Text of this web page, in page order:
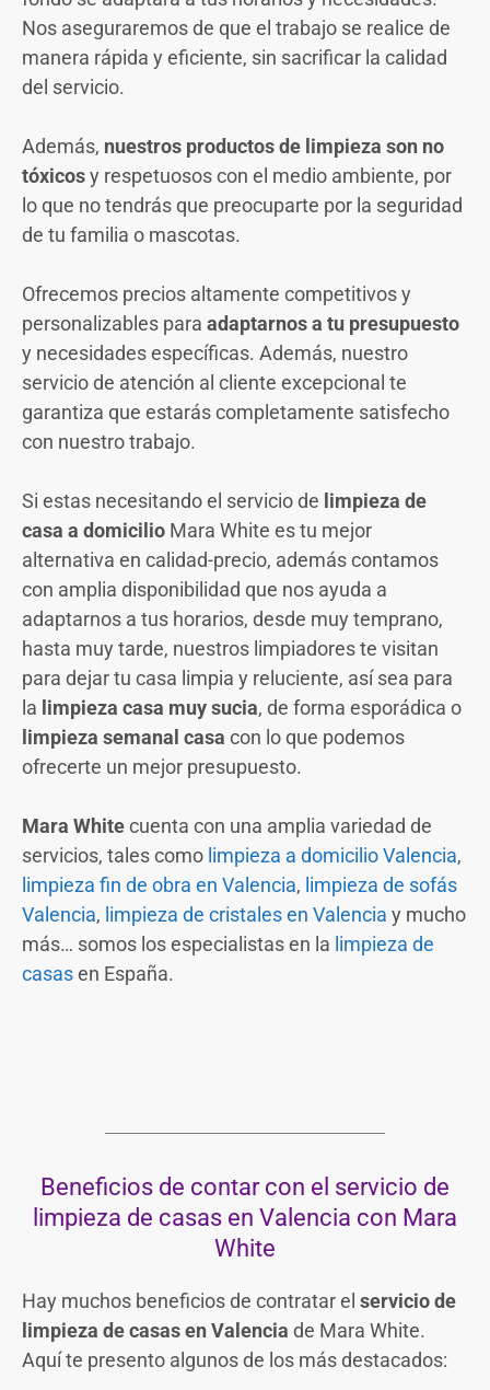
Nos aseguraremos de que el trabajo se realice de
manera rápida y eficiente, sin sacrificar la calidad
del servicio.
Además, nuestros productos de limpieza son no
tóxicosy respetuosos con el medio ambiente, por
lo que no tendrás que preocuparte por la seguridad
de tu familia o mascotas.
Ofrecemos precios altamente competitivos y
personalizables para adaptarnos a tu presupuesto
y necesidades específicas. Además, nuestro
servicio de atención al cliente excepcional te
garantiza que estarás completamente satisfecho
con nuestro trabajo.
Si estas necesitando el servicio de limpieza de
casa a domicilio Mara White es tu mejor
alternativa en calidad-precio, además contamos
con amplia disponibilidad que nos ayuda a
adaptarnos a tus horarios, desde muy temprano,
hasta muy tarde, nuestros limpiadores te visitan
para dejar tu casa limpia y reluciente, así sea para
la limpieza casa muy sucia, de forma esporádica o
limpieza semanal casa con lo que podemos
ofrecerte un mejor presupuesto.
Mara Whitecuenta con una amplia variedad de
servicios, tales como limpieza a domicilio Valencia,
limpieza fin de obra en Valencia, limpieza de sofás
Valencia, limpieza de cristales en Valencia y mucho
más… somos los especialistas en la limpieza de
casasen España.
Beneficios de contar con el servicio de
limpieza de casas en Valencia con Mara
White
Hay muchos beneficios de contratar el servicio de
limpieza de casas en Valencia de Mara White.
Aquí te presento algunos de los más destacados: